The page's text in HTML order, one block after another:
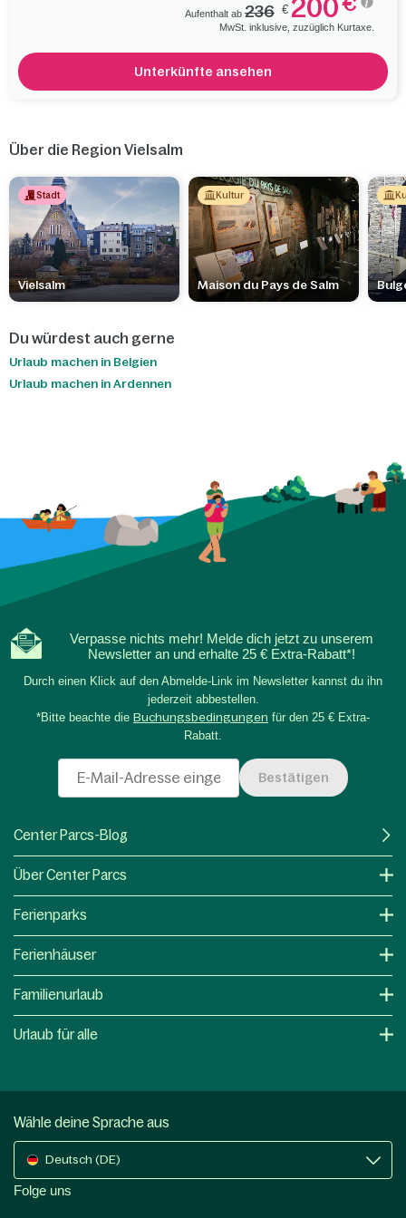
Aufenthalt ab 236 € 200
MwSt. inklusive, zuzüglich Kurtaxe.
Unterkünfte ansehen
Über die Region Vielsalm
Stadt
Vielsalm
Kultur
Maison du Pays de Salm
Du würdest auch gerne
Urlaub machen in Belgien
Urlaub machen in Ardennen
Verpasse nichts mehr! Melde dich jetzt zu unserem
Newsletter an und erhalte 25 € Extra-Rabatt*!
Durch einen Klick auf den Abmelde-Link im Newsletter kannst du ihn
jederzeit abbestellen.
*Bitte beachte die Buchungsbedingungen für den 25 € Extra-
Rabatt.
Bestätigen
Center Parcs-Blog
Über Center Parcs
Ferienparks
Ferienhäuser
Familienurlaub
Urlaub für alle
Wähle deine Sprache aus
Deutsch (DE)
Folge uns